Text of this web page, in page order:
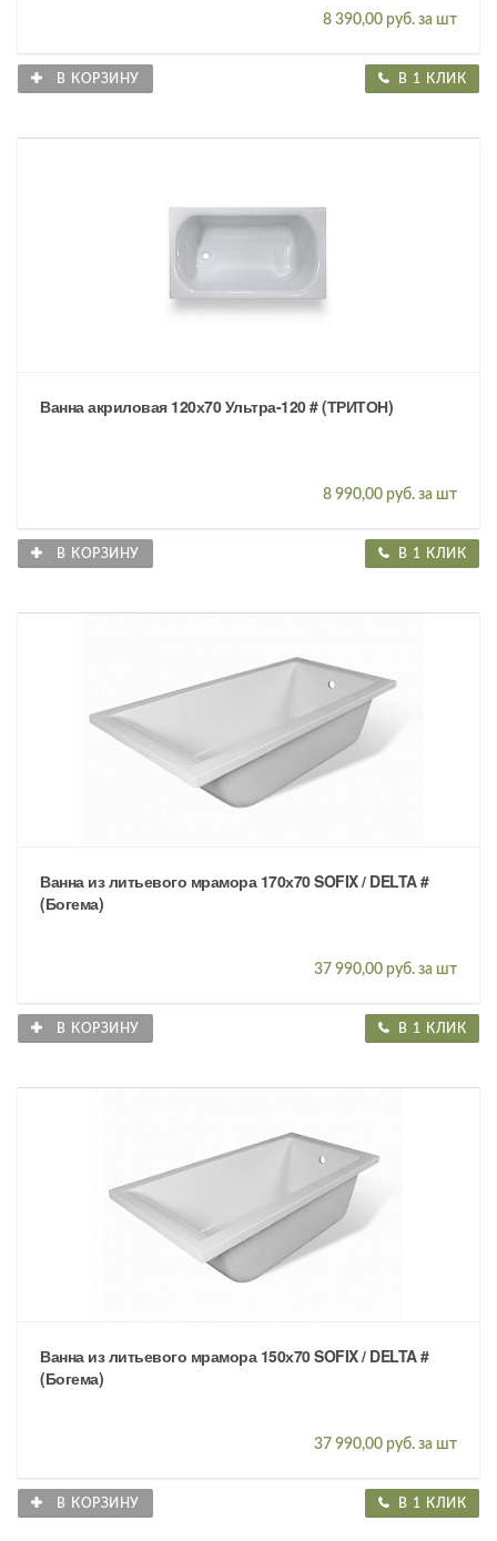
8 390,00 руб. за шт
В КОРЗИНУ В 1 КЛИК
Ванна акриловая 120х70 Ультра-120 # (ТРИТОН)
8 990,00 руб. за шт
В КОРЗИНУ В 1 КЛИК
Ванна из литьевого мрамора 170х70 SOFIX / DELTA #
(Богема)
37 990,00 руб. за шт
В КОРЗИНУ В 1 КЛИК
Ванна из литьевого мрамора 150х70 SOFIX / DELTA #
(Богема)
37 990,00 руб. за шт
В КОРЗИНУ В 1 КЛИК